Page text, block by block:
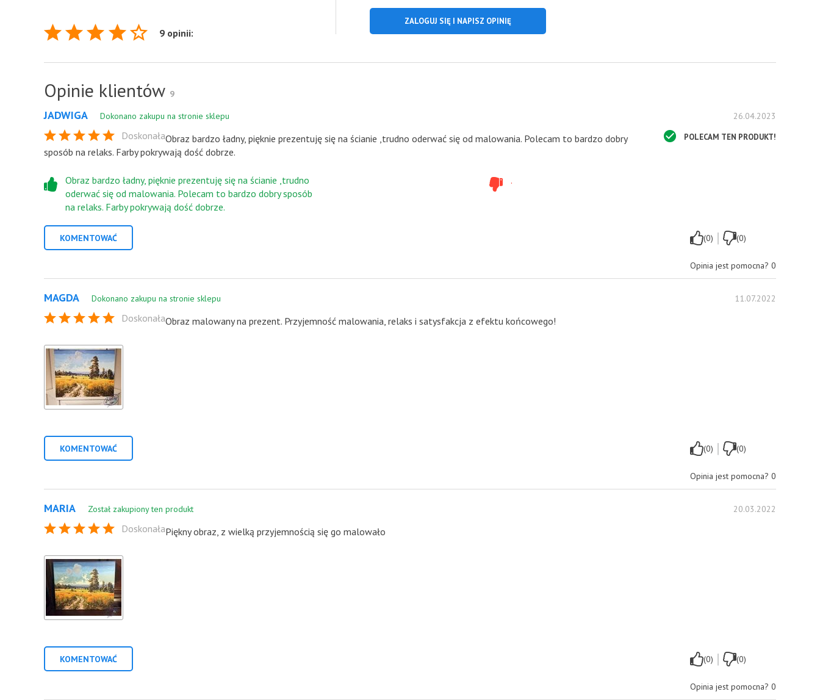
9 opinii:
ZALOGUJ SIĘ I NAPISZ OPINIĘ
Opinie klientów 9
JADWIGA Dokonano zakupu na stronie sklepu 26.04.2023
Doskonała POLECAM TEN PRODUKT!
Obraz bardzo ładny, pięknie prezentuję się na ścianie ,trudno oderwać się od malowania. Polecam to bardzo dobry
sposób na relaks. Farby pokrywają dość dobrze.
.
Obraz bardzo ładny, pięknie prezentuję się na ścianie ,trudno
oderwać się od malowania. Polecam to bardzo dobry sposób
na relaks. Farby pokrywają dość dobrze.
KOMENTOWAĆ (0) | (0)
Opinia jest pomocna? 0
MAGDA Dokonano zakupu na stronie sklepu 11.07.2022
DoskonałaObraz malowany na prezent. Przyjemność malowania, relaks i satysfakcja z efektu końcowego!
KOMENTOWAĆ (0) | (0)
Opinia jest pomocna? 0
MARIA Został zakupiony ten produkt 20.03.2022
DoskonałaPiękny obraz, z wielką przyjemnością się go malowało
KOMENTOWAĆ (0) | (0)
Opinia jest pomocna? 0